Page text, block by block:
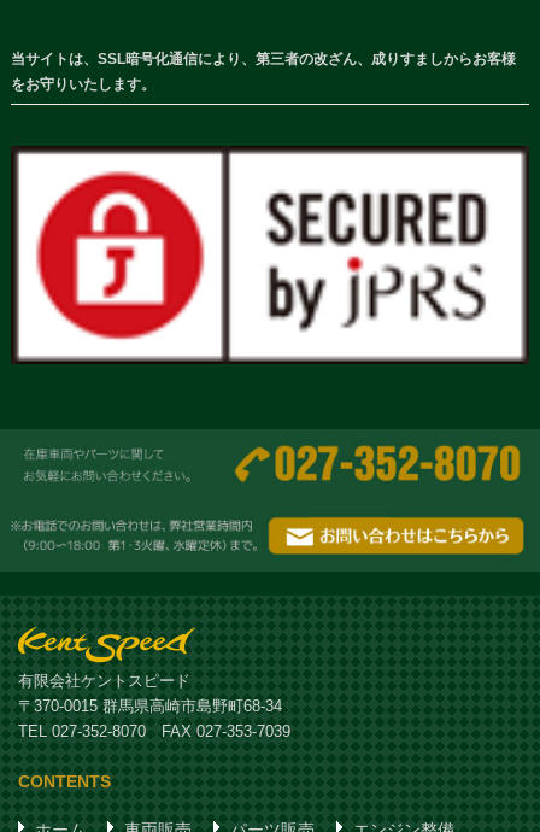
当サイトは、SSL暗号化通信により、第三者の改ざん、成りすましからお客様
をお守りいたします。
有限会社ケントスピード
〒370-0015 群馬県高崎市島野町68-34
TEL 027-352-8070 FAX 027-353-7039
CONTENTS